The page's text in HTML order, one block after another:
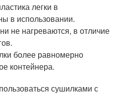
легки в
в использовании.
не нагреваются, в отличие
более равномерно
контейнера.
сушилками с